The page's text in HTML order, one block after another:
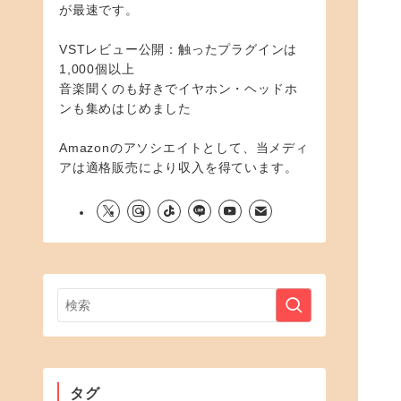
が最速です。
VSTレビュー公開：触ったプラグインは
1,000個以上
音楽聞くのも好きでイヤホン・ヘッドホ
ンも集めはじめました
Amazonのアソシエイトとして、当メディ
アは適格販売により収入を得ています。
タグ